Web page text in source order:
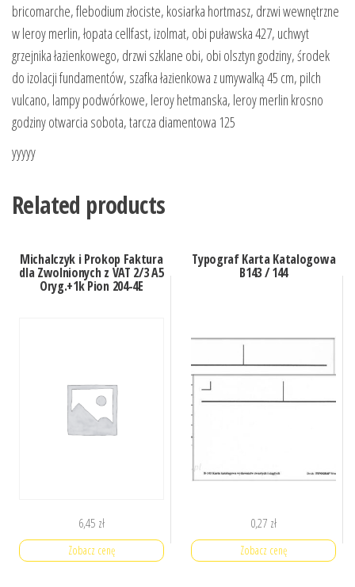
bricomarche, flebodium złociste, kosiarka hortmasz, drzwi wewnętrzne
w leroy merlin, łopata cellfast, izolmat, obi puławska 427, uchwyt
grzejnika łazienkowego, drzwi szklane obi, obi olsztyn godziny, środek
do izolacji fundamentów, szafka łazienkowa z umywalką 45 cm, pilch
vulcano, lampy podwórkowe, leroy hetmanska, leroy merlin krosno
godziny otwarcia sobota, tarcza diamentowa 125
yyyyy
Related products
Michalczyk i Prokop Faktura
dla Zwolnionych z VAT 2/3 A5
Oryg.+1k Pion 204-4E
6,45 zł
Zobacz cenę
Typograf Karta Katalogowa
B143 / 144
0,27 zł
Zobacz cenę